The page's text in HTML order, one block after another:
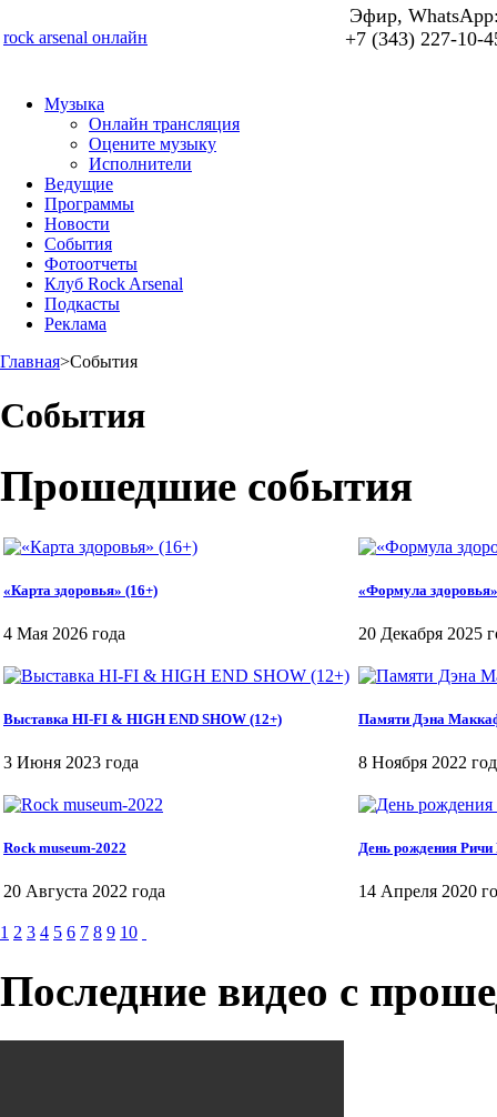
rock arsenal онлайн
Эфир,
+7 (343) 227-10-
Музыка
Онлайн трансляция
Оцените музыку
Исполнители
Ведущие
Программы
Новости
События
Фотоотчеты
Клуб Rock Arsenal
Подкасты
Реклама
Главная>События
События
Прошедшие события
«Карта здоровья» (16+)
4 Мая 2026 года
«Формула
20 Декабря 2025
Выставка HI-FI & HIGH END SHOW (12+)
3 Июня 2023 года
Памяти Дэна
8 Ноября 2022
Rock museum-2022
20 Августа 2022 года
День рождения
14 Апреля 2020
1 2 3 4 5 6 7 8 9 10
Последние видео с